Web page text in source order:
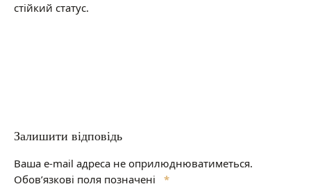
стійкий статус.
Залишити відповідь
Ваша e-mail адреса не оприлюднюватиметься.
Обов’язкові поля позначені
*